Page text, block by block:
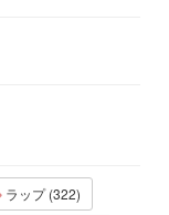
ラップ (322)